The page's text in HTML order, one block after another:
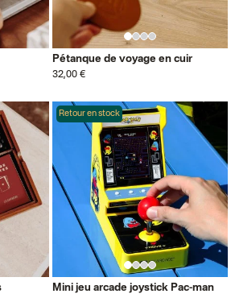
Pétanque de voyage en cuir
32,00 €
Retour en stock
Mini jeu arcade joystick Pac-man